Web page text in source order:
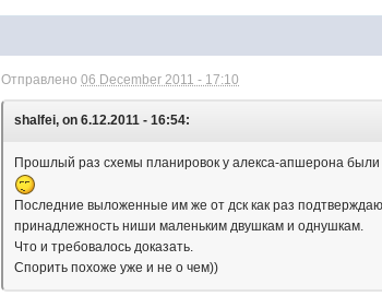
Отправлено06 December 2011 - 17:10
shalfei, on 6.12.2011 - 16:54:
Прошлый раз схемы планировок у алекса-апшерона были
Последние выложенные им же от дск как раз
принадлежность ниши маленьким двушкам и однушкам.
Что и требовалось доказать.
Спорить похоже уже и не о чем))